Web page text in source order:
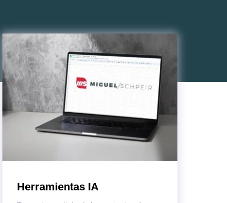
Herramientas IA